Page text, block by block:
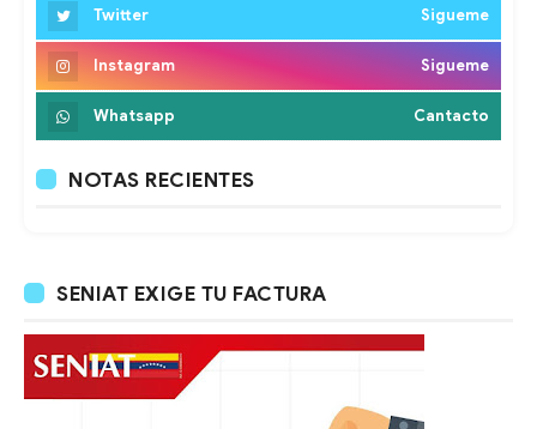
Twitter Sigueme
Instagram Sigueme
Whatsapp Cantacto
NOTAS RECIENTES
SENIAT EXIGE TU FACTURA